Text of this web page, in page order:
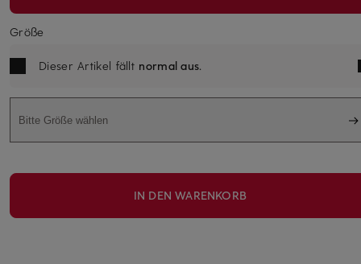
Größe
Dieser Artikel fällt normal aus.
Bitte Größe wählen
IN DEN WARENKORB